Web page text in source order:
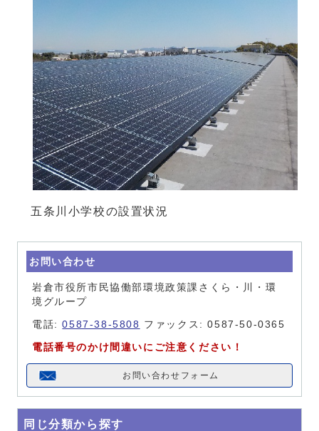
五条川小学校の設置状況
お問い合わせ
岩倉市役所市民協働部環境政策課さくら・川・環
境グループ
電話:0587-38-5808 ファックス: 0587-50-0365
電話番号のかけ間違いにご注意ください！
お問い合わせフォーム
同じ分類から探す